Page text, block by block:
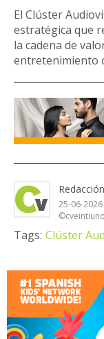
El Clúster
estratégica que
la cadena de
entretenimiento
25-06-2026
©cveintiuno
Tags: Clúster